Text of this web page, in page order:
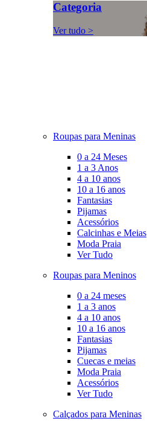
Categoria
Ver tudo >
Roupas para Meninas
0 a 24 Meses
1 a 3 Anos
4 a 10 anos
10 a 16 anos
Fantasias
Pijamas
Acessórios
Calcinhas e Meias
Moda Praia
Ver Tudo
Roupas para Meninos
0 a 24 meses
1 a 3 anos
4 a 10 anos
10 a 16 anos
Fantasias
Pijamas
Cuecas e meias
Moda Praia
Acessórios
Ver Tudo
Calçados para Meninas